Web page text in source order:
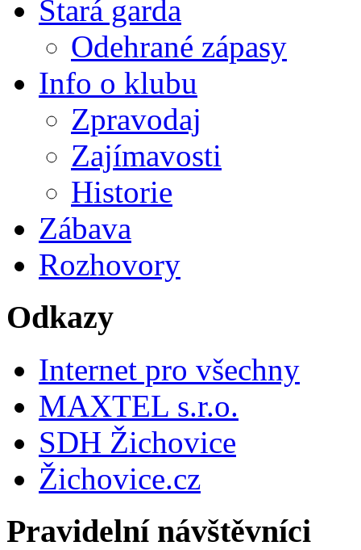
Stará garda
Odehrané zápasy
Info o klubu
Zpravodaj
Zajímavosti
Historie
Zábava
Rozhovory
Odkazy
Internet pro všechny
MAXTEL s.r.o.
SDH Žichovice
Žichovice.cz
Pravidelní návštěvníci